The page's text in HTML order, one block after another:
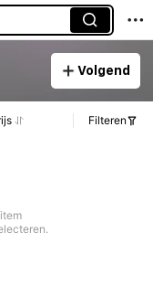
Volgend
Filteren